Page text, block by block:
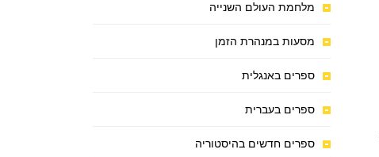
מלחמת העולם השנייה
מסעות במנהרת הזמן
ספרים באנגלית
ספרים בעברית
ספרים חדשים בהיסטוריה